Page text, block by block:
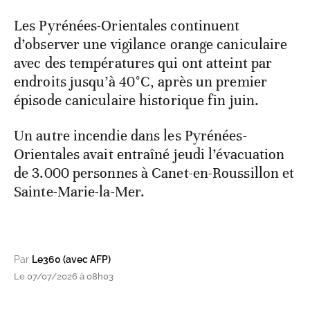
Les Pyrénées-Orientales continuent
d’observer une vigilance orange caniculaire
avec des températures qui ont atteint par
endroits jusqu’à 40°C, après un premier
épisode caniculaire historique fin juin.
Un autre incendie dans les Pyrénées-
Orientales avait entraîné jeudi l’évacuation
de 3.000 personnes à Canet-en-Roussillon et
Sainte-Marie-la-Mer.
Par Le360 (avec AFP)
Le 07/07/2026 à 08h03